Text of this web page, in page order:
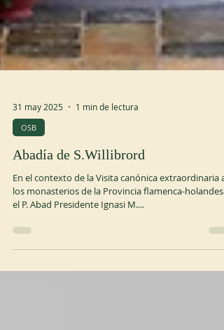
Abadía de S.Willibrord
los monasterios de la Provincia flamenca-holandesa,